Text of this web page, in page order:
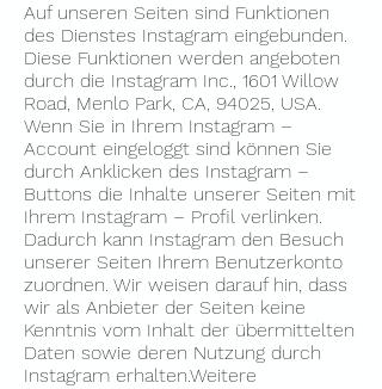
Auf unseren Seiten sind Funktionen
des Dienstes Instagram eingebunden.
Diese Funktionen werden angeboten
durch die Instagram Inc., 1601 Willow
Road, Menlo Park, CA, 94025, USA.
Wenn Sie in Ihrem Instagram –
Account eingeloggt sind können Sie
durch Anklicken des Instagram –
Buttons die Inhalte unserer Seiten mit
Ihrem Instagram – Profil verlinken.
Dadurch kann Instagram den Besuch
unserer Seiten Ihrem Benutzerkonto
zuordnen. Wir weisen darauf hin, dass
wir als Anbieter der Seiten keine
Kenntnis vom Inhalt der übermittelten
Daten sowie deren Nutzung durch
Instagram erhalten.Weitere